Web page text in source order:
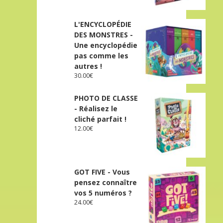
L'ENCYCLOPÉDIE
DES MONSTRES -
Une encyclopédie
pas comme les
autres !
30.00€
PHOTO DE CLASSE
- Réalisez le
cliché parfait !
12.00€
GOT FIVE - Vous
pensez connaître
vos 5 numéros ?
24.00€